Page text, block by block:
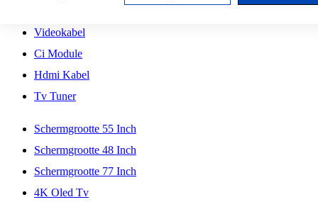
Videokabel
Ci Module
Hdmi Kabel
Tv Tuner
Schermgrootte 55 Inch
Schermgrootte 48 Inch
Schermgrootte 77 Inch
4K Oled Tv